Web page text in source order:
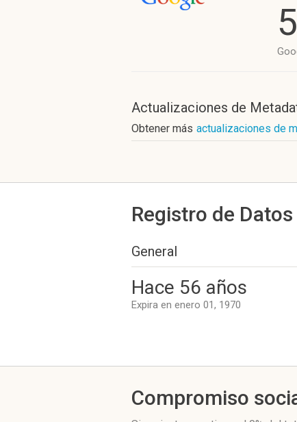
5
Actualizaciones de
Obtener más actualizaciones de
Registro de
General
Hace 56 años
Expira en enero 01, 1970
Compromiso